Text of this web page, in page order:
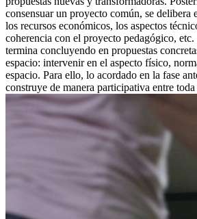
consensuar un proyecto común, se delibera
los recursos económicos, los aspectos
coherencia con el proyecto pedagógico, etc.
termina concluyendo en propuestas
espacio: intervenir en el aspecto físico,
espacio. Para ello, lo acordado en la fase
construye de manera participativa entre